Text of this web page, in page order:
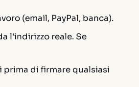
(email, PayPal, banca).
l'indirizzo reale. Se
di firmare qualsiasi